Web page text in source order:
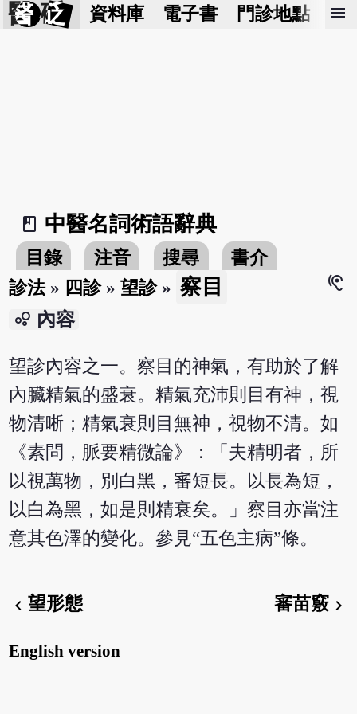
醫 砭 資料庫 電子書 門診地點 預
menu
book_2
中醫名詞術語辭典
目錄 注音 搜尋
書介
診法» 四診»望診» 察目
hearing
bubble_chart 內容
望診內容之一。察目的神氣，有助於了解
內臟精氣的盛衰。精氣充沛則目有神，視
物清晰；精氣衰則目無神，視物不清。如
《素問，脈要精微論》：「夫精明者，所
以視萬物，別白黑，審短長。以長為短，
以白為黑，如是則精衰矣。」察目亦當注
意其色澤的變化。參見“五色主病”條。
chevron_left 望形態 審苗竅chevron_right
English version